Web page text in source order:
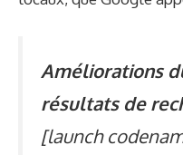
Améliorations
résultats de
[launch